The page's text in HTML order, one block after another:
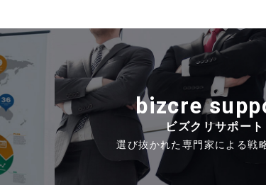
bizcre
ビズクリサポート
選び抜かれた専門家による戦